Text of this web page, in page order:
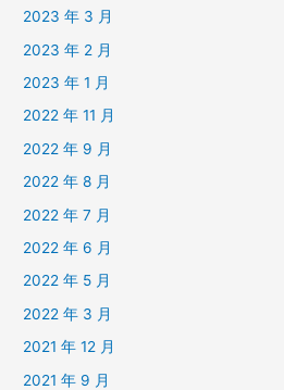
2023 年 3 月
2023 年 2 月
2023 年 1 月
2022 年 11 月
2022 年 9 月
2022 年 8 月
2022 年 7 月
2022 年 6 月
2022 年 5 月
2022 年 3 月
2021 年 12 月
2021 年 9 月